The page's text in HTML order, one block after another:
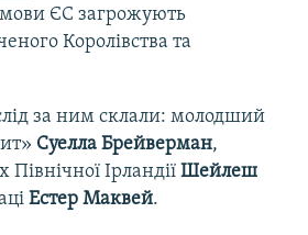
ЄС загрожують
Королівства та
за ним склали: молодший
Суелла Брейверман,
Північної Ірландії Шейлеш
Естер Маквей.